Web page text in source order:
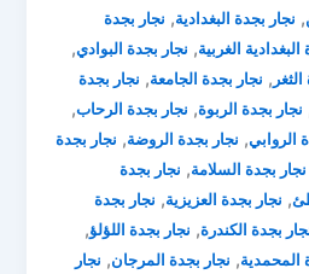
, نجار بجدة البغدادية, نجار بجدة
الغربية, نجار بجدة البوادي,
, نجار بجدة الجامعة, نجار بجدة
نجار بجدة الربوة, نجار بجدة الرحاب,
الروابي, نجار بجدة الروضة, نجار بجدة
نجار بجدة السلامة, نجار بجدة
, نجار بجدة العزيزية, نجار بجدة
بجدة الكندرة, نجار بجدة اللؤلؤ,
المحمدية, نجار بجدة المرجان, نجار